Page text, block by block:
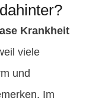
Krankheit
viele
und
Im